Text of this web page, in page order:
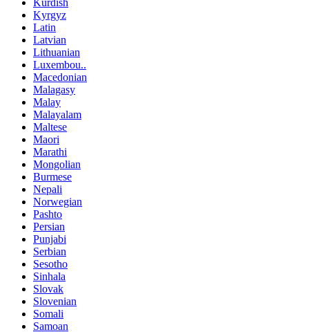
Kurdish
Kyrgyz
Latin
Latvian
Lithuanian
Luxembou..
Macedonian
Malagasy
Malay
Malayalam
Maltese
Maori
Marathi
Mongolian
Burmese
Nepali
Norwegian
Pashto
Persian
Punjabi
Serbian
Sesotho
Sinhala
Slovak
Slovenian
Somali
Samoan